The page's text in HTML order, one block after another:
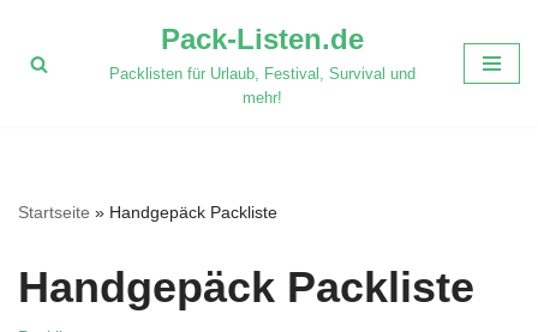
Zum
Pack-Listen.de
Packlisten für Urlaub, Festival, Survival und
mehr!
Startseite » Handgepäck Packliste
Handgepäck Packliste